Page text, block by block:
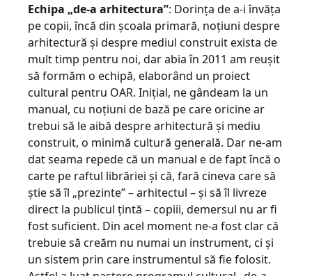
Echipa „de-a arhitectura”: Dorinţa de a-i învăţa
pe copii, încă din şcoala primară, noţiuni despre
arhitectură şi despre mediul construit exista de
mult timp pentru noi, dar abia în 2011 am reuşit
să formăm o echipă, elaborând un proiect
cultural pentru OAR. Iniţial, ne gândeam la un
manual, cu noţiuni de bază pe care oricine ar
trebui să le aibă despre arhitectură şi mediu
construit, o minimă cultură generală. Dar ne-am
dat seama repede că un manual e de fapt încă o
carte pe raftul librăriei şi că, fară cineva care să
ştie să îl „prezinte” – arhitectul – şi să îl livreze
direct la publicul ţintă – copiii, demersul nu ar fi
fost suficient. Din acel moment ne-a fost clar că
trebuie să creăm nu numai un instrument, ci şi
un sistem prin care instrumentul să fie folosit.